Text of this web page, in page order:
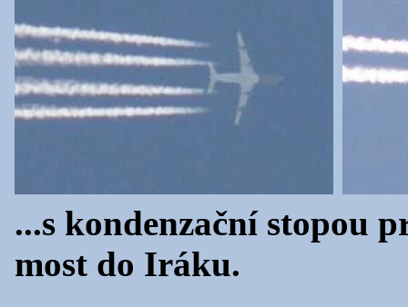
...s kondenzační stopou
most do Iráku.